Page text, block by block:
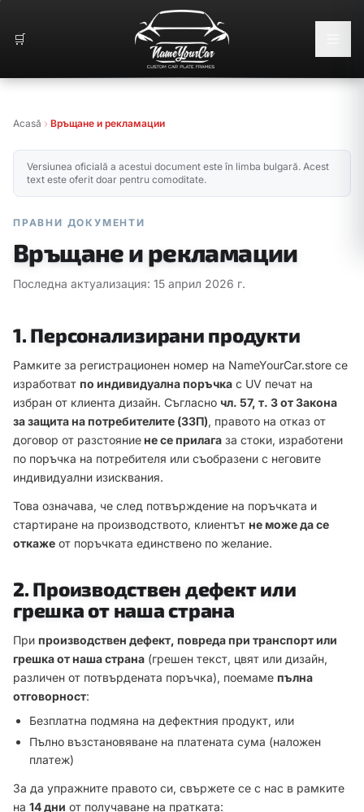
🛒
Acasă Връщане и рекламации
Versiunea oficială a acestui document este în limba bulgară. Acest
text este oferit doar pentru comoditate.
ПРАВНИ ДОКУМЕНТИ
Връщане и рекламации
Последна актуализация: 15 април 2026 г.
1. Персонализирани продукти
Рамките за регистрационен номер на NameYourCar.store се
изработват по индивидуална поръчка с UV печат на
избран от клиента дизайн. Съгласно чл. 57, т. 3 от Закона
за защита на потребителите (ЗЗП), правото на отказ от
договор от разстояниене се прилага за стоки, изработени
по поръчка на потребителя или съобразени с неговите
индивидуални изисквания.
Това означава, че след потвърждение на поръчката и
стартиране на производството, клиентът не може да се
откаже от поръчката единствено по желание.
2. Производствен дефект или
грешка от наша страна
При производствен дефект, повреда при транспорт или
грешка от наша страна (грешен текст, цвят или дизайн,
различен от потвърдената поръчка), поемаме пълна
отговорност:
Безплатна подмяна на дефектния продукт, или
Пълно възстановяване на платената сума (наложен
платеж)
За да упражните правото си, свържете се с нас в рамките
на 14 дни от получаване на пратката: